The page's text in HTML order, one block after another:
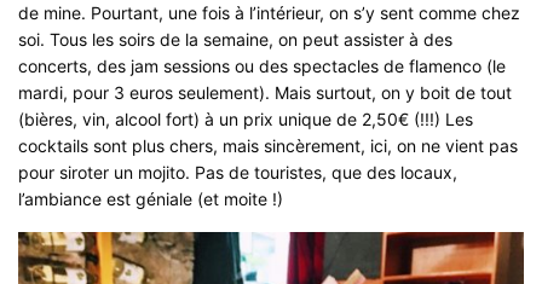
de mine. Pourtant, une fois à l’intérieur, on s’y sent comme chez
soi. Tous les soirs de la semaine, on peut assister à des
concerts, des jam sessions ou des spectacles de flamenco (le
mardi, pour 3 euros seulement). Mais surtout, on y boit de tout
(bières, vin, alcool fort) à un prix unique de 2,50€ (!!!) Les
cocktails sont plus chers, mais sincèrement, ici, on ne vient pas
pour siroter un mojito. Pas de touristes, que des locaux,
l’ambiance est géniale (et moite !)